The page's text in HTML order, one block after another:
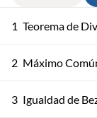
1 Teorema de
2 Máximo
3 Igualdad de